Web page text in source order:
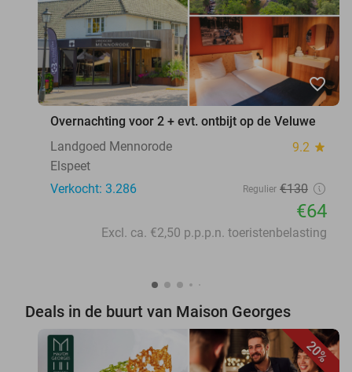
favorite_border
Overnachting voor 2 + evt. ontbijt op de Veluwe
Landgoed Mennorode
9.2 star
Elspeet
Verkocht: 3.286
Regulier €130
€64
Excl. ca. €2,50 p.p.p.n. toeristenbelasting
Deals in de buurt van Maison Georges
20%